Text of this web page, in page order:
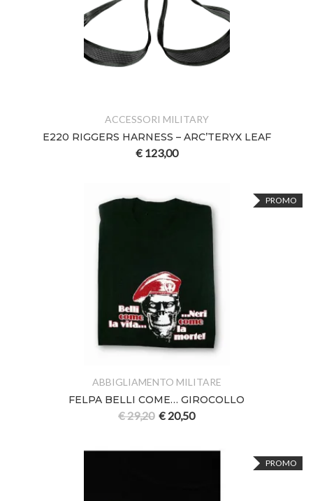
ACCESSORI MILITARY
E220 RIGGERS HARNESS – ARC’TERYX LEAF
€123,00
PROMO
ABBIGLIAMENTO MILITARE
FELPA BELLI COME… GIROCOLLO
€29,20 € 20,50
PROMO